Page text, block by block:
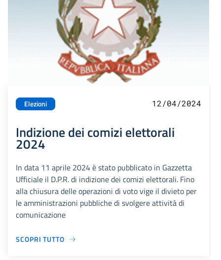
Elezioni 12/04/2024
Indizione dei comizi elettorali
2024
In data 11 aprile 2024 è stato pubblicato in Gazzetta
Ufficiale il D.P.R. di indizione dei comizi elettorali. Fino
alla chiusura delle operazioni di voto vige il divieto per
le amministrazioni pubbliche di svolgere attività di
comunicazione
SCOPRI TUTTO